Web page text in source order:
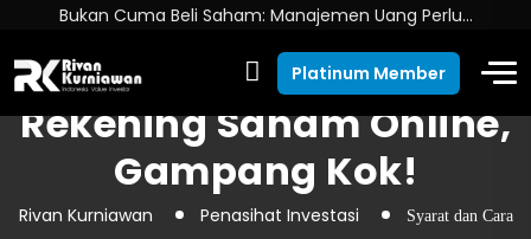
Bukan Cuma Beli Saham: Manajemen Uang Perlu…
Platinum Member
Syarat dan Cara Buka
Rekening Saham Online,
Gampang Kok!
Rivan Kurniawan Penasihat Investasi
Syarat dan Cara